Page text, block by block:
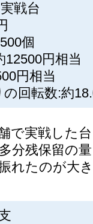
戦台
個
12500円相当
円相当
回転数:約
で実戦した
分残保留の
れたのが大